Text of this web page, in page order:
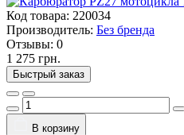
Код товара: 220034
Производитель: Без бренда
Отзывы: 0
1 275 грн.
Быстрый заказ
В корзину